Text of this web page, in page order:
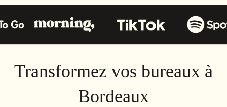
Transformez vos bureaux à
Bordeaux